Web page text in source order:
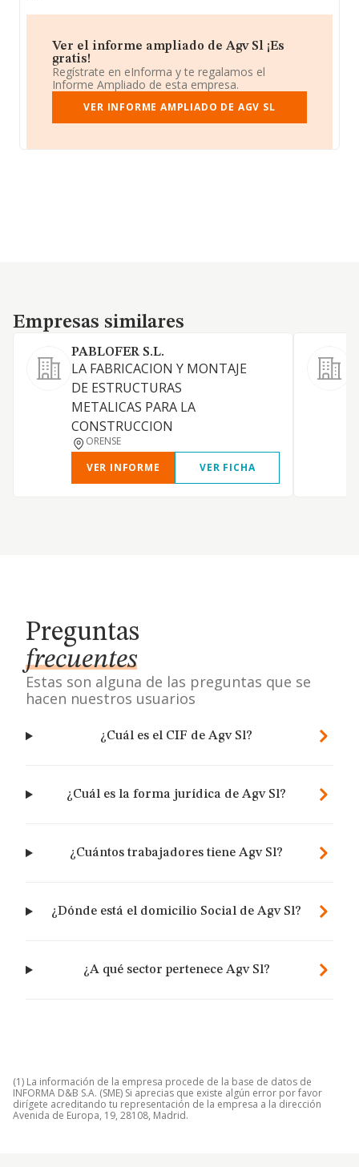
Ver el informe ampliado de Agv Sl ¡Es
gratis!
Regístrate en eInforma y te regalamos el
Informe Ampliado de esta empresa.
VER INFORME AMPLIADO DE AGV SL
Empresas similares
Empresas similares
PABLOFER S.L.
LA FABRICACION Y MONTAJE
DE ESTRUCTURAS
METALICAS PARA LA
CONSTRUCCION
ORENSE
VER INFORME
VER FICHA
Preguntas
frecuentes
Estas son alguna de las preguntas que se
hacen nuestros usuarios
¿Cuál es el CIF de Agv Sl?
¿Cuál es la forma jurídica de Agv Sl?
¿Cuántos trabajadores tiene Agv Sl?
¿Dónde está el domicilio Social de Agv Sl?
¿A qué sector pertenece Agv Sl?
(1) La información de la empresa procede de la base de datos de
INFORMA D&B S.A. (SME) Si aprecias que existe algún error por favor
dirígete acreditando tu representación de la empresa a la dirección
Avenida de Europa, 19, 28108, Madrid.